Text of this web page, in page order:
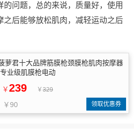
的问题，总的来说，质量好，使用
之后能够放松肌肉，减轻运动之后
萝君十大品牌筋膜枪颈膜枪肌肉按摩器
业级肌膜枪电动
￥239 ￥329
￥90 领取优惠券